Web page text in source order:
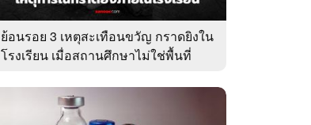
ย้อนรอย 3 เหตุสะเทือนขวัญ กราดยิงใน
โรงเรียน เมื่อสถานศึกษาไม่ใช่พื้นที่